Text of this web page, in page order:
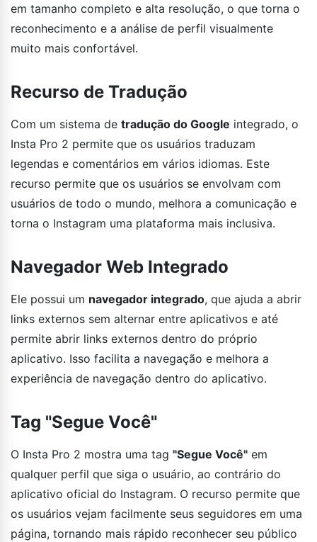
em tamanho completo e alta resolução, o que torna o
reconhecimento e a análise de perfil visualmente
muito mais confortável.
Recurso de Tradução
Com um sistema de tradução do Google integrado, o
Insta Pro 2 permite que os usuários traduzam
legendas e comentários em vários idiomas. Este
recurso permite que os usuários se envolvam com
usuários de todo o mundo, melhora a comunicação e
torna o Instagram uma plataforma mais inclusiva.
Navegador Web Integrado
Ele possui um navegador integrado, que ajuda a abrir
links externos sem alternar entre aplicativos e até
permite abrir links externos dentro do próprio
aplicativo. Isso facilita a navegação e melhora a
experiência de navegação dentro do aplicativo.
Tag "Segue Você"
O Insta Pro 2 mostra uma tag "Segue Você" em
qualquer perfil que siga o usuário, ao contrário do
aplicativo oficial do Instagram. O recurso permite que
os usuários vejam facilmente seus seguidores em uma
página, tornando mais rápido reconhecer seu público